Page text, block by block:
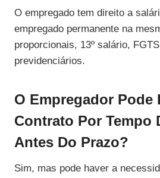
O empregado tem direito a
empregado permanente na
proporcionais, 13º salário,
previdenciários.
O Empregador Pode
Contrato Por Tempo
Antes Do Prazo?
Sim, mas pode haver a